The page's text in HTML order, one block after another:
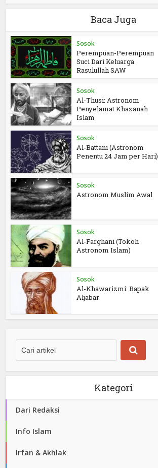
Baca Juga
Sosok
Perempuan-Perempuan
Suci Dari Keluarga
Rasulullah SAW
Sosok
Al-Thusi: Astronom
Penyelamat Khazanah
Islam
Sosok
Al-Battani (Astronom
Penentu 24 Jam per Hari)
Sosok
Astronom Muslim Awal
Sosok
Al-Farghani (Tokoh
Astronom Islam)
Sosok
Al-Khawarizmi: Bapak
Aljabar
Kategori
Dari Redaksi
Info Islam
Irfan & Akhlak